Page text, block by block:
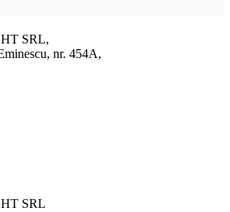
SRL,
nr. 454A,
SRL